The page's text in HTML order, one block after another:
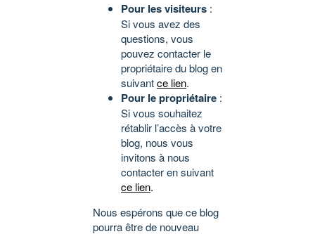
Pour les visiteurs :
Si vous avez des
questions, vous
pouvez contacter le
propriétaire du blog en
suivantce lien.
Pour le propriétaire :
Si vous souhaitez
rétablir l’accès à votre
blog, nous vous
invitons à nous
contacter en suivant
ce lien.
Nous espérons que ce blog
pourra être de nouveau